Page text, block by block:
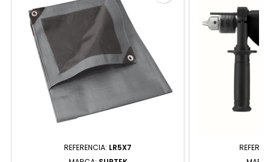
REFERENCIA: LR5X7